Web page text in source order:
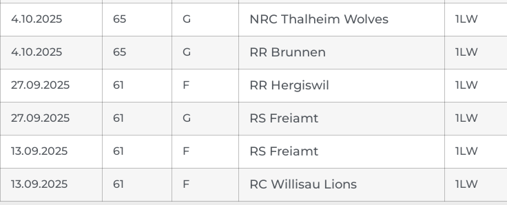
4.10.2025 65 G NRC Thalheim Wolves 1LW
4.10.2025 65 G RR Brunnen 1LW
27.09.2025 61 F RR Hergiswil 1LW
27.09.2025 61 G RS Freiamt 1LW
13.09.2025 61 F RS Freiamt 1LW
13.09.2025 61 F RC Willisau Lions 1LW